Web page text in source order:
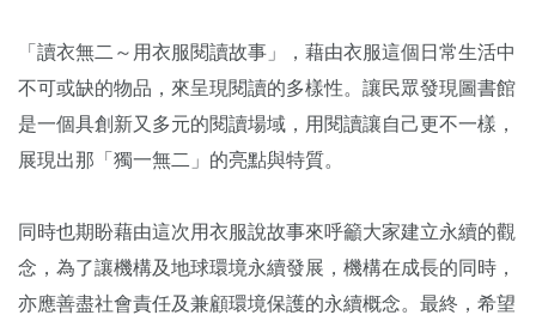
「讀衣無二～用衣服閱讀故事」，藉由衣服這個日常生活中
不可或缺的物品，來呈現閱讀的多樣性。讓民眾發現圖書館
是一個具創新又多元的閱讀場域，用閱讀讓自己更不一樣，
展現出那「獨一無二」的亮點與特質。
同時也期盼藉由這次用衣服說故事來呼籲大家建立永續的觀
念，為了讓機構及地球環境永續發展，機構在成長的同時，
亦應善盡社會責任及兼顧環境保護的永續概念。最終，希望